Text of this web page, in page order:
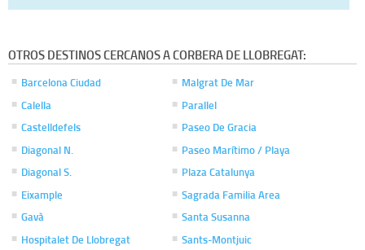
OTROS DESTINOS CERCANOS A CORBERA DE LLOBREGAT:
Barcelona Ciudad
Calella
Castelldefels
Diagonal N.
Diagonal S.
Eixample
Gavà
Hospitalet De Llobregat
Malgrat De Mar
Parallel
Paseo De Gracia
Paseo Marítimo / Playa
Plaza Catalunya
Sagrada Familia Area
Santa Susanna
Sants-Montjuic